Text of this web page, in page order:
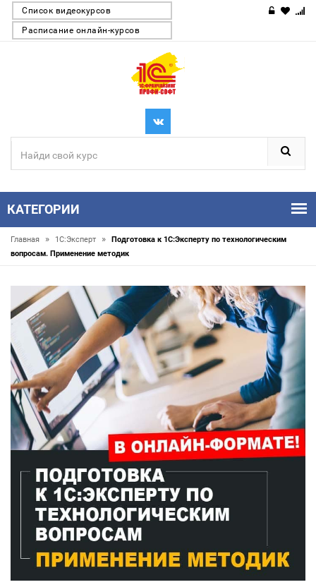
Список видеокурсов
Расписание онлайн-курсов
КАТЕГОРИИ
Главная » 1С:Эксперт »
Подготовка к 1С:Эксперту по технологическим
вопросам. Применение методик